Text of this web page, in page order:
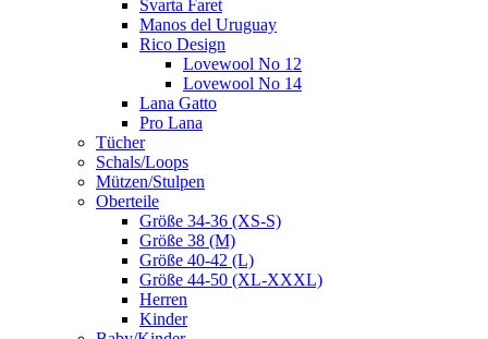
Svarta Faret
Manos del Uruguay
Rico Design
Lovewool No 12
Lovewool No 14
Lana Gatto
Pro Lana
Tücher
Schals/Loops
Mützen/Stulpen
Oberteile
Größe 34-36 (XS-S)
Größe 38 (M)
Größe 40-42 (L)
Größe 44-50 (XL-XXXL)
Herren
Kinder